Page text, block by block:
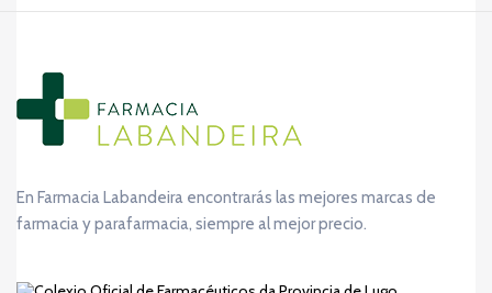
En Farmacia Labandeira encontrarás las mejores marcas de
farmacia y parafarmacia, siempre al mejor precio.